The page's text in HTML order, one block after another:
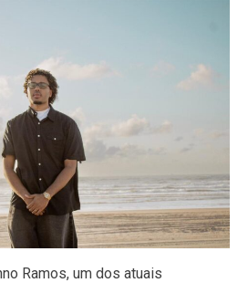
Ramos, um dos atuais